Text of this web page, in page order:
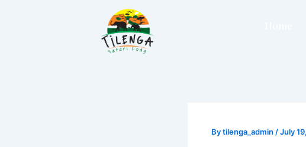
Bytilenga_admin /July